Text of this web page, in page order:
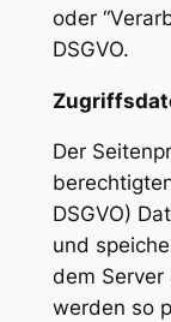
oder
DSGVO.
Der
DSGVO)
und
dem Server
werden so